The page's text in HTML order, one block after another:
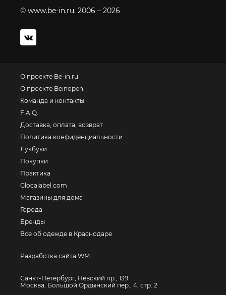
© www.be-in.ru. 2006 – 2026
О проекте Be-in.ru
О проекте Beinopen
Команда и контакты
F.A.Q.
Доставка, оплата, возврат
Политика конфиденциальности
Лукбуки
Покупки
Практика
Glocalabel.com
Магазины для дома
Города
Бренды
Все об одежде в Краснодаре
Разработка сайта WM
Санкт-Петербург, Невский пр., 139
Москва, Большой Ордынский пер., 4, стр. 2